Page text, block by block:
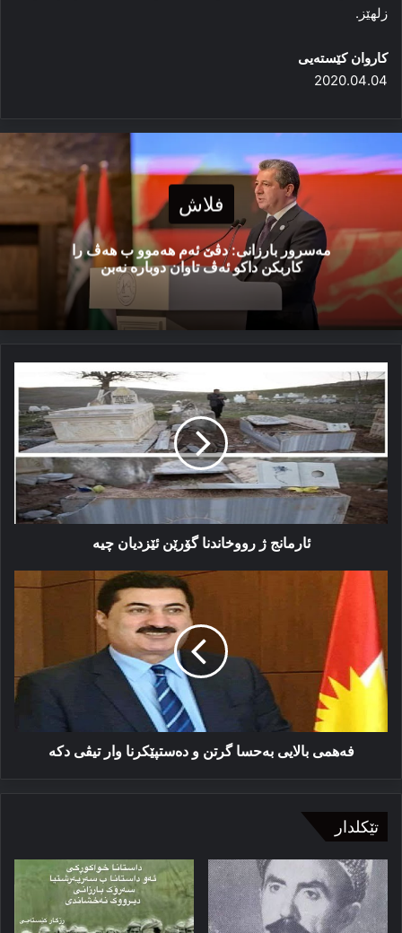
زلهێز.
كاروان كێستەیی
2020.04.04
فلاش
مەسرور بارزانی: دڤێ ئەم هەموو ب هەڤ را
کاربکن داکو ئەڤ تاوان دوبارە نەبن
ئارمانج
ژ
رووخاندنا
گۆرێن
ئێزدیان
چیە
ئارمانج ژ رووخاندنا گۆرێن ئێزدیان چیە
فەھمی
بالایی
بەحسا
گرتن
و
دەستپێكرنا
وار
دكە
فەھمی بالایی بەحسا گرتن و دەستپێكرنا وار تیڤی دكە
تێکلدار